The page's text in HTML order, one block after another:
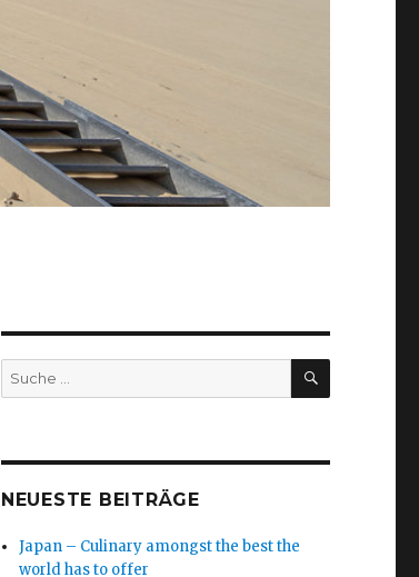
Suche
nach:
SUCHEN
NEUESTE BEITRÄGE
Japan – Culinary amongst the best the
world has to offer